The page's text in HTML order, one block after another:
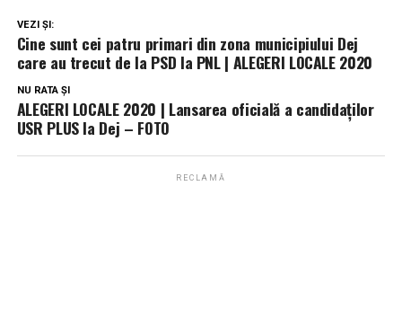
VEZI ȘI:
Cine sunt cei patru primari din zona municipiului Dej
care au trecut de la PSD la PNL | ALEGERI LOCALE 2020
NU RATA ȘI
ALEGERI LOCALE 2020 | Lansarea oficială a candidaților
USR PLUS la Dej – FOTO
RECLAMĂ